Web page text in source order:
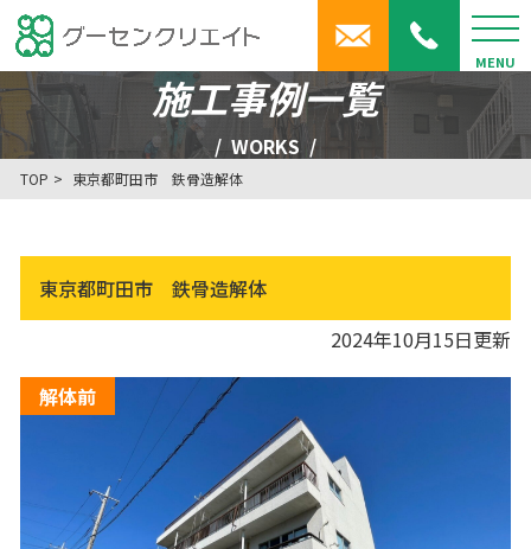
MENU
施工事例一覧
WORKS
TOP 東京都町田市 鉄骨造解体
東京都町田市 鉄骨造解体
2024年10月15日更新